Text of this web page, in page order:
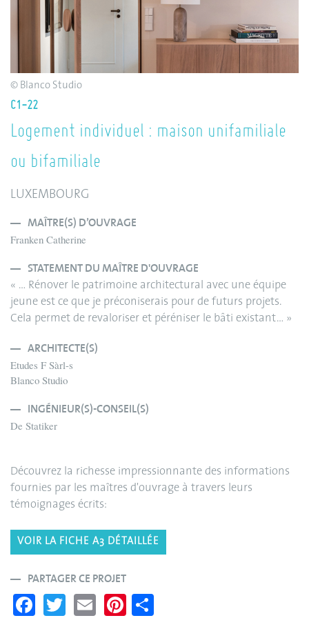
C1-22
Logement individuel : maison unifamiliale
ou bifamiliale
LUXEMBOURG
MAÎTRE(S) D’OUVRAGE
Franken Catherine
STATEMENT DU MAÎTRE D'OUVRAGE
« … Rénover le patrimoine architectural avec une équipe
jeune est ce que je préconiserais pour de futurs projets.
Cela permet de revaloriser et péréniser le bâti existant… »
ARCHITECTE(S)
Etudes F Sàrl-s
Blanco Studio
INGÉNIEUR(S)-CONSEIL(S)
De Statiker
Découvrez la richesse impressionnante des informations
fournies par les maîtres d'ouvrage à travers leurs
témoignages écrits:
VOIR LA FICHE A3 DÉTAILLÉE
PARTAGER CE PROJET
Fa T E Pi
© Blanco Studio